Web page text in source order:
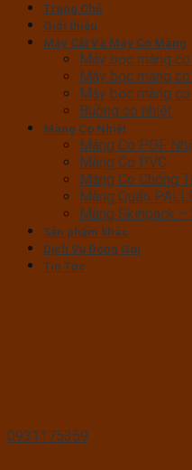
Trang Chủ
Giới thiệu
Máy Cắt Và Máy Co Màng
Máy bọc màng
Máy bọc màng
Máy bọc màng
Buồng co nhiệt
Màng Co Nhiệt
Màng Co POF
Màng Co PVC
Màng Co Chống
Màng Quấn
Màng Skinpack
Sản phẩm khác
Dịch Vụ Đóng Gói
Tin Tức
0931175359